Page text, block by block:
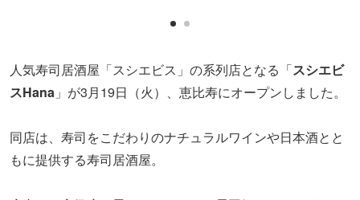
人気寿司居酒屋「スシエビス」の系列店となる「スシエビ
スHana 」が3月19日（火）、恵比寿にオープンしました。
同店は、寿司をこだわりのナチュラルワインや日本酒とと
もに提供する寿司居酒屋。